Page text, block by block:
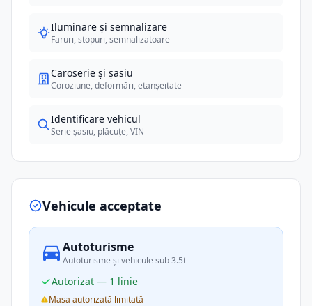
Iluminare și semnalizare
Faruri, stopuri, semnalizatoare
Caroserie și șasiu
Coroziune, deformări, etanșeitate
Identificare vehicul
Serie șasiu, plăcuțe, VIN
Vehicule acceptate
Autoturisme
Autoturisme și vehicule sub 3.5t
Autorizat — 1 linie
Masa autorizată limitată